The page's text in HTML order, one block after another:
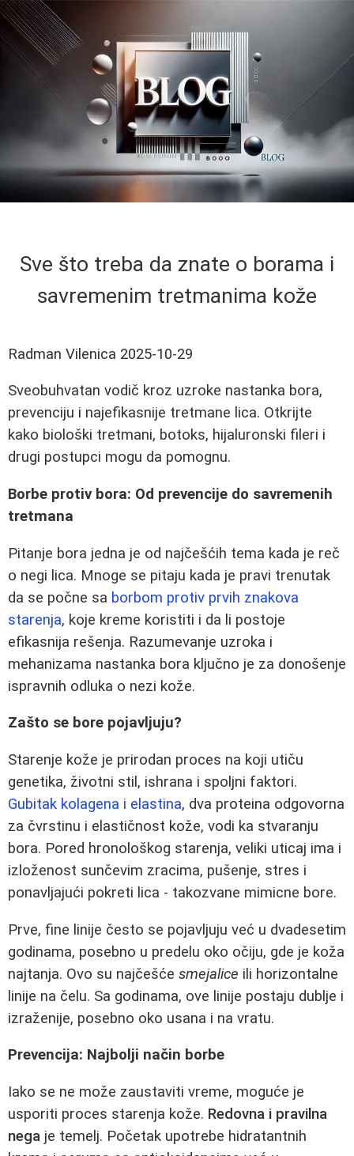
Sve što treba da znate o borama i
savremenim tretmanima kože
Radman Vilenica 2025-10-29
Sveobuhvatan vodič kroz uzroke nastanka bora,
prevenciju i najefikasnije tretmane lica. Otkrijte
kako biološki tretmani, botoks, hijaluronski fileri i
drugi postupci mogu da pomognu.
Borbe protiv bora: Od prevencije do savremenih
tretmana
Pitanje bora jedna je od najčešćih tema kada je reč
o negi lica. Mnoge se pitaju kada je pravi trenutak
da se počne sa borbom protiv prvih znakova
starenja, koje kreme koristiti i da li postoje
efikasnija rešenja. Razumevanje uzroka i
mehanizama nastanka bora ključno je za donošenje
ispravnih odluka o nezi kože.
Zašto se bore pojavljuju?
Starenje kože je prirodan proces na koji utiču
genetika, životni stil, ishrana i spoljni faktori.
Gubitak kolagena i elastina, dva proteina odgovorna
za čvrstinu i elastičnost kože, vodi ka stvaranju
bora. Pored hronološkog starenja, veliki uticaj ima i
izloženost sunčevim zracima, pušenje, stres i
ponavljajući pokreti lica - takozvane mimicne bore.
Prve, fine linije često se pojavljuju već u dvadesetim
godinama, posebno u predelu oko očiju, gde je koža
najtanja. Ovo su najčešće smejalice ili horizontalne
linije na čelu. Sa godinama, ove linije postaju dublje i
izraženije, posebno oko usana i na vratu.
Prevencija: Najbolji način borbe
Iako se ne može zaustaviti vreme, moguće je
usporiti proces starenja kože. Redovna i pravilna
nega je temelj. Početak upotrebe hidratantnih